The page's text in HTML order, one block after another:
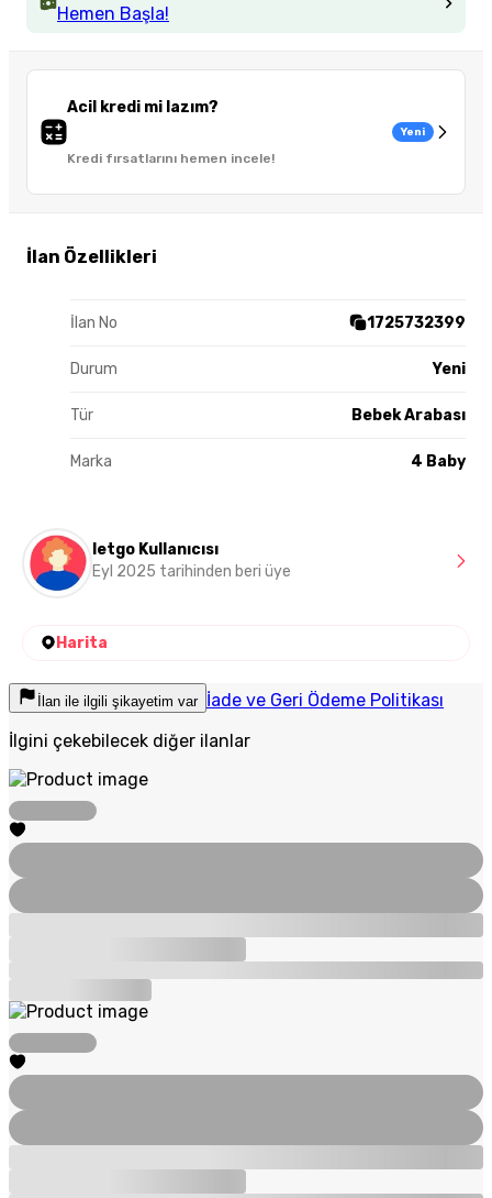
Hemen Başla!
Acil kredi mi lazım?
Kredi fırsatlarını hemen incele!
Yeni
İlan Özellikleri
İlan No 1725732399
Durum Yeni
Tür Bebek Arabası
Marka 4 Baby
letgo Kullanıcısı
Eyl 2025 tarihinden beri üye
Harita
İlan ile ilgili şikayetim var İade ve Geri Ödeme Politikası
İlgini çekebilecek diğer ilanlar